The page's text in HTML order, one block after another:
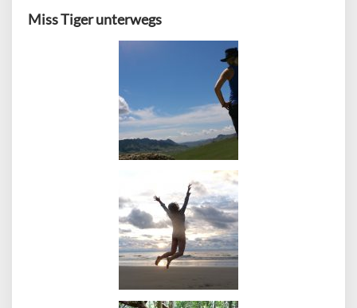
Miss Tiger unterwegs